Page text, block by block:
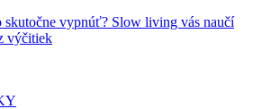
skutočne vypnúť? Slow living vás naučí
výčitiek